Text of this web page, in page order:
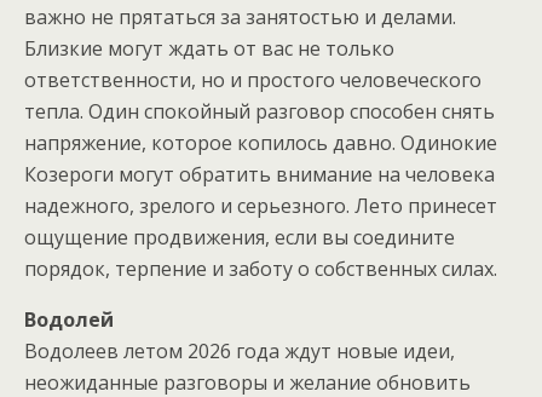
важно не прятаться за занятостью и делами.
Близкие могут ждать от вас не только
ответственности, но и простого человеческого
тепла. Один спокойный разговор способен снять
напряжение, которое копилось давно. Одинокие
Козероги могут обратить внимание на человека
надежного, зрелого и серьезного. Лето принесет
ощущение продвижения, если вы соедините
порядок, терпение и заботу о собственных силах.
Водолей
Водолеев летом 2026 года ждут новые идеи,
неожиданные разговоры и желание обновить